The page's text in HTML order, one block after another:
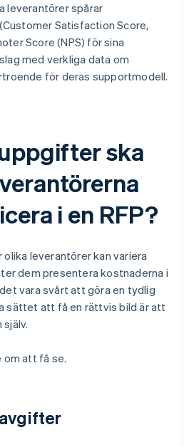
leverantörer spårar
Satisfaction Score,
Score (NPS) för sina
med verkliga data om
för deras supportmodell.
ska
i en RFP?
leverantörer kan variera
dem presentera kostnaderna i
vara svårt att göra en tydlig
sättet att få en rättvis bild är att
om att få se.